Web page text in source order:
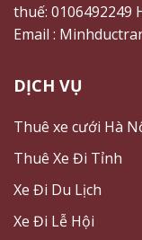
thuế: 0106492249
Email :
DỊCH VỤ
Thuê xe cưới Hà
Thuê Xe Đi Tỉnh
Xe Đi Du Lịch
Xe Đi Lễ Hội